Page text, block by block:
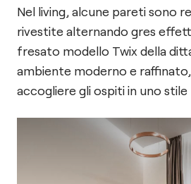
Nel living, alcune pareti sono
rivestite alternando gres
fresato modello Twix della
ambiente moderno e
accogliere gli ospiti in uno stile